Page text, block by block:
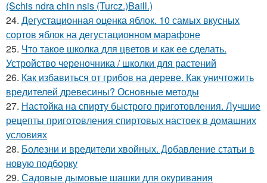
(Schis ndra chin nsis (Turcz.)Baill.)
24. Дегустационная оценка яблок. 10 самых вкусных
сортов яблок на дегустационном марафоне
25. Что такое школка для цветов и как ее сделать.
Устройство череночника / школки для растений
26. Как избавиться от грибов на дереве. Как уничтожить
вредителей древесины? Основные методы
27. Настойка на спирту быстрого приготовления. Лучшие
рецепты приготовления спиртовых настоек в домашних
условиях
28. Болезни и вредители хвойных. Добавление статьи в
новую подборку
29. Садовые дымовые шашки для окуривания